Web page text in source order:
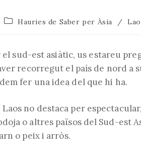
Categoria
Hauries de Saber per Àsia /
sud-est asiàtic, us estareu
recorregut el país de nord a
fer una idea del que hi ha.
no destaca per
o altres països del Sud-est
o peix i arròs.